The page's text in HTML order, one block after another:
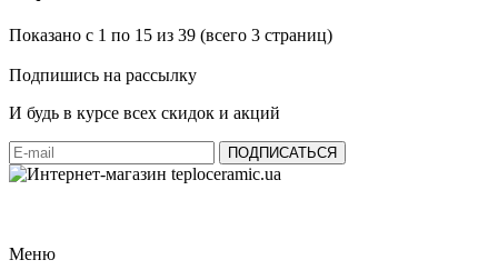
Показано с 1 по 15 из 39 (всего 3 страниц)
Подпишись на рассылку
И будь в курсе всех скидок и акций
Меню